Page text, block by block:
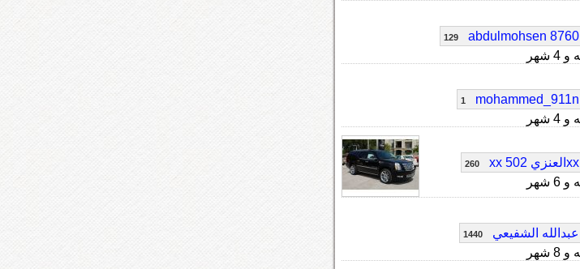
abdulmohsen 8760
129
mohammed_911n
1
xxالعنزي 502 xx 260
عبدالله الشفيعي 1440